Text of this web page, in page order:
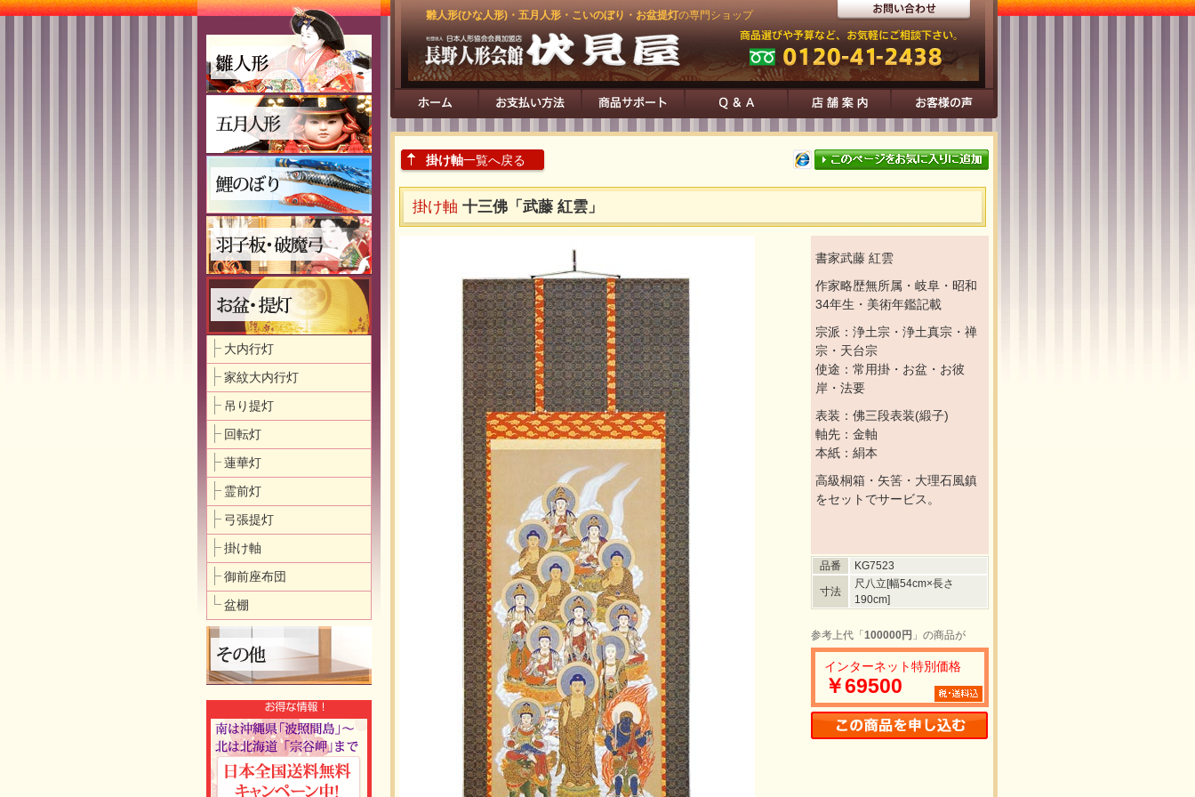
雛人形(ひな人形)・五月人形・こいのぼり・お盆提灯の専門ショップ
掛け軸一覧へ戻る
掛け軸 十三佛「武藤 紅雲」
書家武藤 紅雲
作家略歴無所属・岐阜・昭和
34年生・美術年鑑記載
宗派：浄土宗・浄土真宗・禅
宗・天台宗
使途：常用掛・お盆・お彼
岸・法要
表装：佛三段表装(緞子)
軸先：金軸
本紙：絹本
高級桐箱・矢筈・大理石風鎮
をセットでサービス。
品番 KG7523
寸法
尺八立[幅54cm×長さ
190cm]
参考上代「 100000円 」の商品が
インターネット特別価格
￥69500
大内行灯
家紋大内行灯
吊り提灯
回転灯
蓮華灯
霊前灯
弓張提灯
掛け軸
御前座布団
盆棚